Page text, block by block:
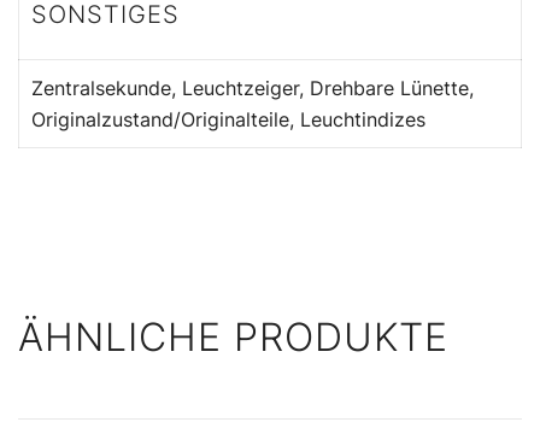
SONSTIGES
Zentralsekunde, Leuchtzeiger, Drehbare Lünette,
Originalzustand/Originalteile, Leuchtindizes
ÄHNLICHE PRODUKTE